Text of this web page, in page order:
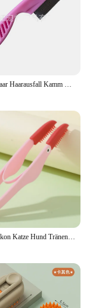
Haustier Haar Haarausfall Kamm Edelstahl Floh Kamm für Katze Hund Haustier Komfort Floh Haar Pflege Kamm Hund Katze Pelz Entfernung Pinsel
Weiche Silikon Katze Hund Tränen Flecken Bürste Augen reinigung Kämme Augen kot Entferner Reiniger Clip Haustier liefert Katze Hund Produkte